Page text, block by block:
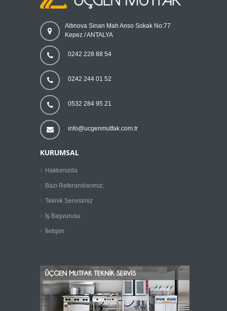
Altınova Sinan Mah Anso Sokak No:77
Kepez / ANTALYA
0242 228 88 54
0242 244 01 52
0532 284 95 21
info@ucgenmutfak.com.tr
KURUMSAL
Hakkımızda
Bazı Referanslarımız;
Teknik Servisimiz
İş Başvurusu
İletişim